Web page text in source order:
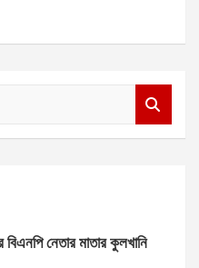
বিএনপি নেতার মাতার কুলখানি